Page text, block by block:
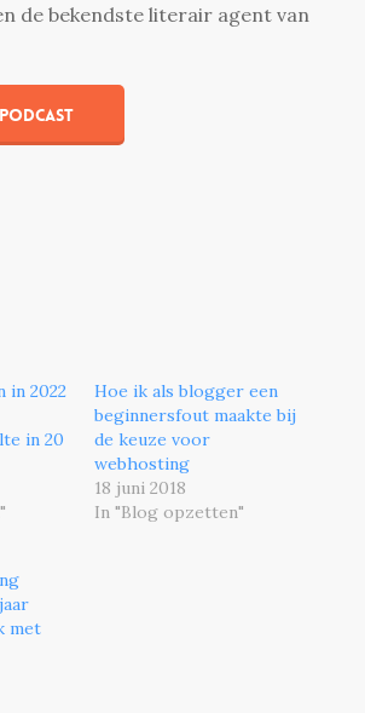
de bekendste literair agent van
in 2022
in 20
Hoe ik als blogger een
beginnersfout maakte bij
de keuze voor
webhosting
18 juni 2018
In "Blog opzetten"
met